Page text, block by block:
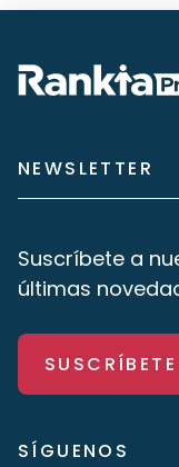
NEWSLETTER
Suscríbete a
últimas
SUSCRÍBETE
SÍGUENOS